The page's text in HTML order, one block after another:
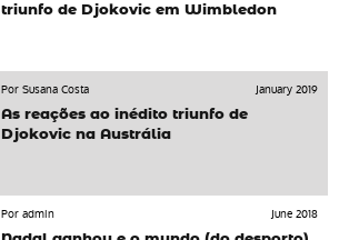
triunfo de Djokovic em Wimbledon
Por Susana Costa
January 2019
As reações ao inédito triunfo de
Djokovic na Austrália
Por admin
June 2018